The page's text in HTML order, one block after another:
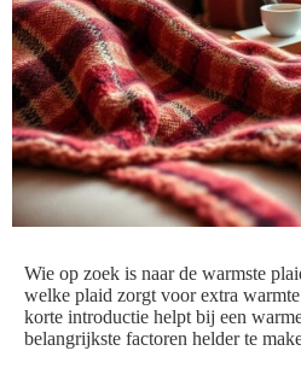
Wie op zoek is naar de warmste
welke plaid zorgt voor extra
korte introductie helpt bij een
belangrijkste factoren helder te